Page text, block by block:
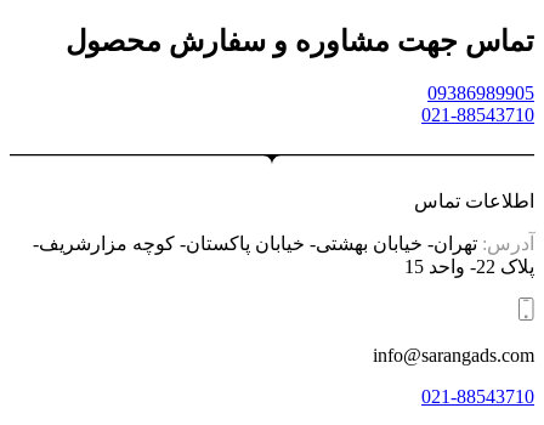
تماس جهت مشاوره و سفارش محصول
09386989905
021-88543710
اطلاعات تماس
آدرس: تهران- خیابان بهشتی- خیابان پاکستان- کوچه مزارشریف-
پلاک 22- واحد 15
info@sarangads.com
021-88543710